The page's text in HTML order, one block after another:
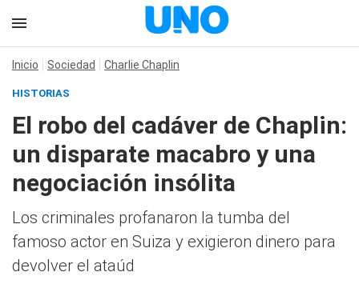
Inicio Sociedad Charlie Chaplin
HISTORIAS
El robo del cadáver de Chaplin:
un disparate macabro y una
negociación insólita
Los criminales profanaron la tumba del
famoso actor en Suiza y exigieron dinero para
devolver el ataúd